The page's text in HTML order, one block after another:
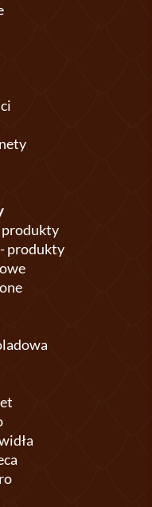
produkty
produkty